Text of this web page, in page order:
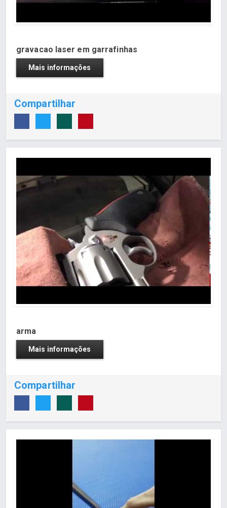
gravacao laser em garrafinhas
Mais informações
Compartilhar
arma
Mais informações
Compartilhar